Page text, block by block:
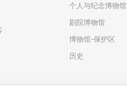
个人与纪念博物馆
剧院博物馆
博物馆-保护区
历史